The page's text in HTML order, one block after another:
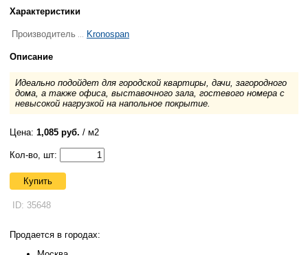
Характеристики
Производитель Kronospan
Описание
Идеально подойдет для городской квартиры, дачи, загородного
дома, а также офиса, выставочного зала, гостевого номера с
невысокой нагрузкой на напольное покрытие.
Цена: 1,085 руб. / м2
Кол-во, шт:
Купить
ID: 35648
Продается в городах: